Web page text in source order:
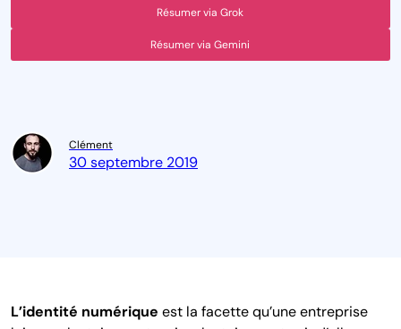
Résumer via Grok
Résumer via Gemini
Clément
30 septembre 2019
L’identité numérique est la facette qu’une entreprise